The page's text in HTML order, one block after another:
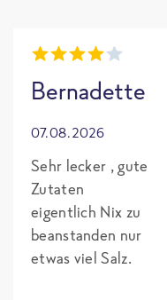
Bernadette
07.08.2026
Sehr lecker , gute
Zutaten
eigentlich Nix zu
beanstanden nur
etwas viel Salz.